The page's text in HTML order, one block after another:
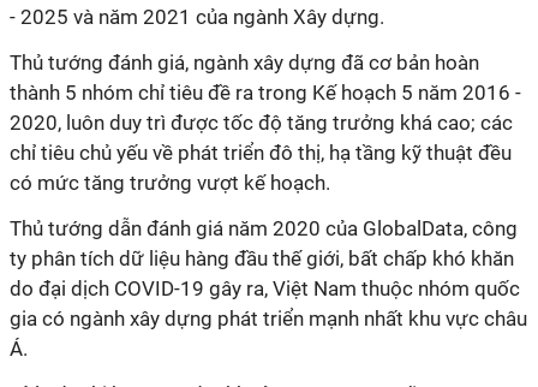
- 2025 và năm 2021 của ngành Xây dựng.
Thủ tướng đánh giá, ngành xây dựng đã cơ bản hoàn
thành 5 nhóm chỉ tiêu đề ra trong Kế hoạch 5 năm 2016 -
2020, luôn duy trì được tốc độ tăng trưởng khá cao; các
chỉ tiêu chủ yếu về phát triển đô thị, hạ tầng kỹ thuật đều
có mức tăng trưởng vượt kế hoạch.
Thủ tướng dẫn đánh giá năm 2020 của GlobalData, công
ty phân tích dữ liệu hàng đầu thế giới, bất chấp khó khăn
do đại dịch COVID-19 gây ra, Việt Nam thuộc nhóm quốc
gia có ngành xây dựng phát triển mạnh nhất khu vực châu
Á.